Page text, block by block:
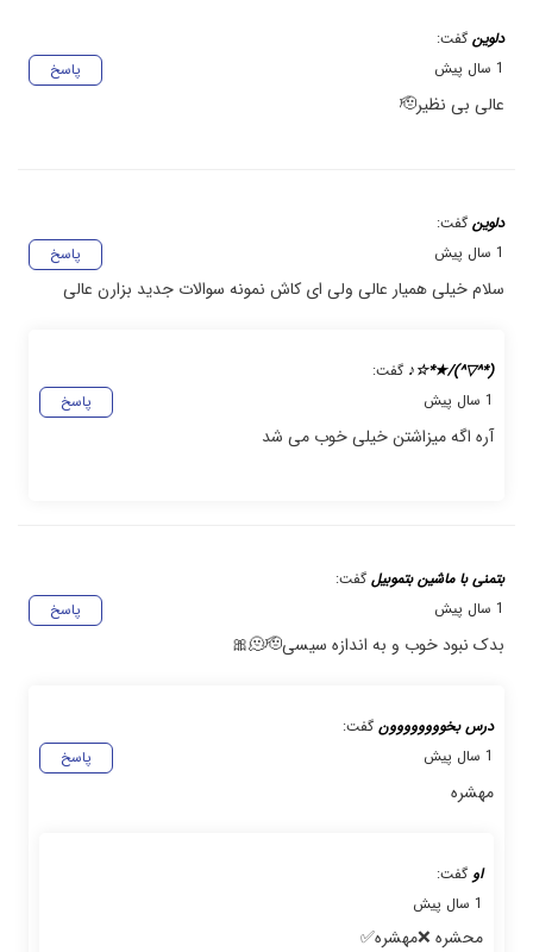
دلوین گفت:
پاسخ
1 سال پیش
عالی بی نظیر🫡
دلوین گفت:
پاسخ
1 سال پیش
سلام خیلی همیار عالی ولی ای کاش نمونه سوالات جدید بزارن عالی
(*^▽^)/★*☆♪ گفت:
پاسخ
1 سال پیش
آره اگه میزاشتن خیلی خوب می شد
بتمنی با ماشین بتموبیل گفت:
پاسخ
1 سال پیش
بدک نبود خوب و به اندازه سیسی🫠🫡🎀
درس بخوووووووون گفت:
پاسخ
1 سال پیش
مهشره
او گفت:
1 سال پیش
محشره ❌️مهشره✅️